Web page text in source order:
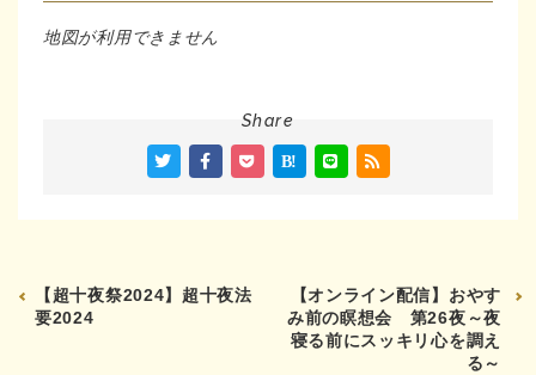
地図が利用できません
Share
【超十夜祭2024】超十夜法
要2024
【オンライン配信】おやす
み前の瞑想会 第26夜～夜
寝る前にスッキリ心を調え
る～